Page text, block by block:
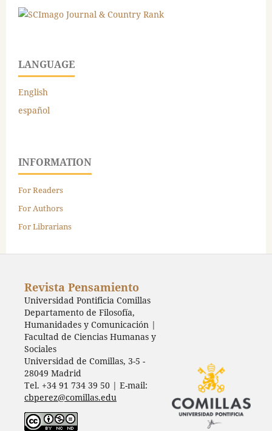
LANGUAGE
English
español
INFORMATION
For Readers
For Authors
For Librarians
Revista Pensamiento
Universidad Pontificia Comillas
Departamento de Filosofía,
Humanidades y Comunicación |
Facultad de Ciencias Humanas y
Sociales
Universidad de Comillas, 3-5 -
28049 Madrid
Tel. +34 91 734 39 50 | E-mail:
cbperez@comillas.edu